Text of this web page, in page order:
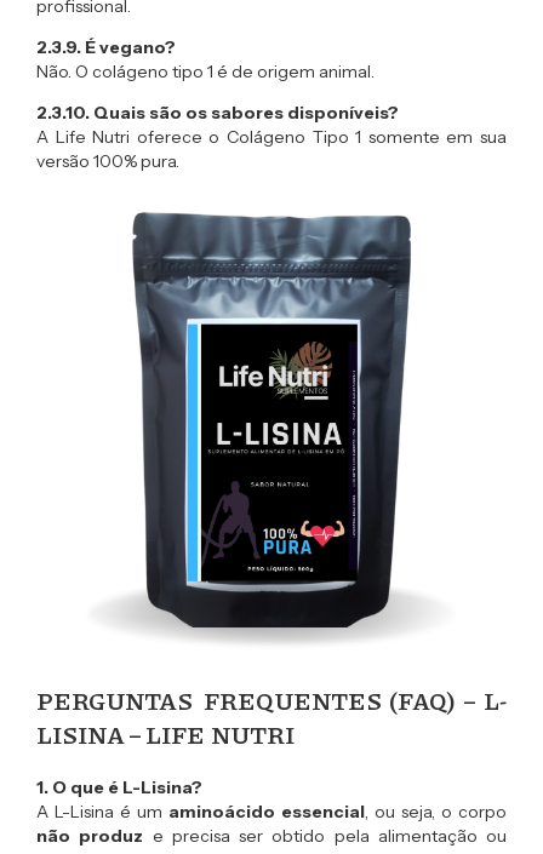
profissional.
2.3.9. É vegano?
Não. O colágeno tipo 1 é de origem animal.
2.3.10. Quais são os sabores disponíveis?
A Life Nutri oferece o Colágeno Tipo 1 somente em sua
versão 100% pura.
PERGUNTAS FREQUENTES (FAQ) – L-
LISINA – LIFE NUTRI
1. O que é L-Lisina?
A L-Lisina é um aminoácido essencial, ou seja, o corpo
não produz e precisa ser obtido pela alimentação ou